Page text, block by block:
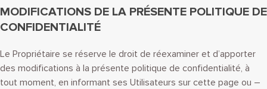
MODIFICATIONS DE LA PRÉSENTE POLITIQUE DE
CONFIDENTIALITÉ
Le Propriétaire se réserve le droit de réexaminer et d’apporter
des modifications à la présente politique de confidentialité, à
tout moment, en informant ses Utilisateurs sur cette page ou –